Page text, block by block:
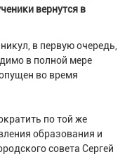
вернутся в
в первую очередь,
в полной мере
во время
по той же
образования и
совета Сергей